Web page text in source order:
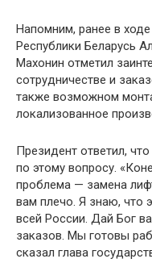
Напомним, ранее в
Республики Беларусь
Махонин отметил
сотрудничестве и
также возможном
локализованное
Президент ответил,
по этому вопросу.
проблема — замена
вам плечо. Я знаю, что
всей России. Дай Бог
заказов. Мы готовы
сказал глава